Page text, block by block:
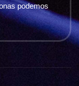
podemos